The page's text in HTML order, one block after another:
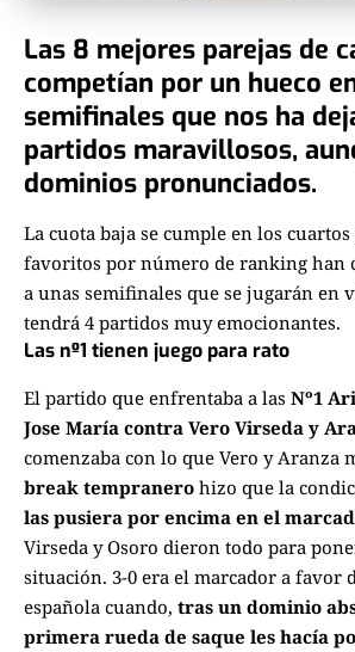
Las 8 mejores parejas de
competían por un hueco
semifinales que nos ha
partidos maravillosos,
dominios pronunciados.
La cuota baja se cumple en los
favoritos por número de ranking han
a unas semifinales que se jugarán en
tendrá 4 partidos muy emocionantes.
Las nº1 tienen juego para rato
El partido que enfrentaba a las Nº1
Jose María contra Vero Virseda y
comenzaba con lo que Vero y Aranza
break tempranero hizo que la
las pusiera por encima en el
Virseda y Osoro dieron todo para
situación. 3-0 era el marcador a favor
española cuando, tras un dominio
primera rueda de saque les hacía